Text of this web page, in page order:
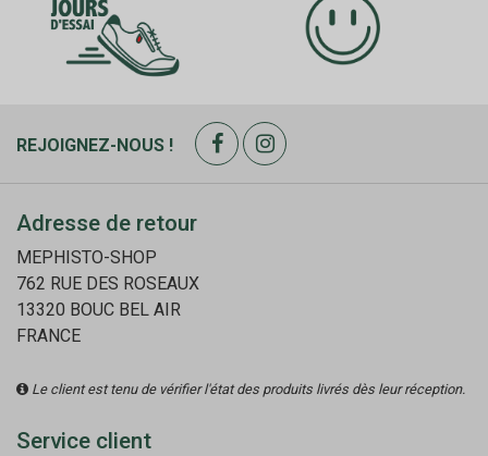
REJOIGNEZ-NOUS !
Adresse de retour
MEPHISTO-SHOP
762 RUE DES ROSEAUX
13320 BOUC BEL AIR
FRANCE
Le client est tenu de vérifier l'état des produits livrés dès leur réception.
Service client